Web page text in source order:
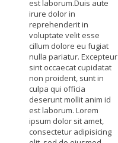
est laborum.Duis aute
irure dolor in
reprehenderit in
voluptate velit esse
cillum dolore eu fugiat
nulla pariatur. Excepteur
sint occaecat cupidatat
non proident, sunt in
culpa qui officia
deserunt mollit anim id
est laborum. Lorem
ipsum dolor sit amet,
consectetur adipisicing